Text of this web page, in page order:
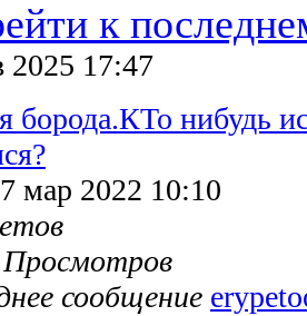
2025 17:47
борода.КТо нибудь
мар 2022 10:10
Просмотров
сообщение